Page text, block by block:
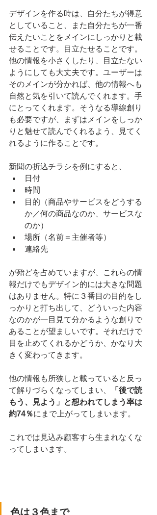
デザインを作る時は、自分たちが得意
としていること、また自分たちが一番
伝えたいことをメインにしっかりと載
せることです。目立たせることです。
他の情報を小さくしたり、目立たない
ようにしても大丈夫です。ユーザーは
そのメインが分かれば、他の情報へも
自然と気を引いて読んでくれます。手
にとってくれます。そうなる導線創り
も必要ですが、まずはメインをしっか
りと魅せて読んでくれるよう、見てく
れるように作ることです。
新聞の折込チラシを例にすると、
日付
時間
目的（商品やサービスをどうする
か／何の商品なのか、サービスな
のか）
場所（名前＝主催者等）
連絡先
が殆どを占めていますが、これらの情
報だけでもデザイン的には大きな問題
はありません。特に３番目の目的をし
っかりと打ち出して、どういった内容
なのかが一目見て分かるような創りで
あることが望ましいです。それだけで
目を止めてくれるかどうか、かなり大
きく変わってきます。
他の情報も所狭しと載っていると反っ
て解りづらくなってしまい、
「後で読
もう、見よう」と想われてしまう率は
約74％にまで上がってしまいます。
これでは見込み顧客すら生まれなくな
ってしまいます。
色は３色まで